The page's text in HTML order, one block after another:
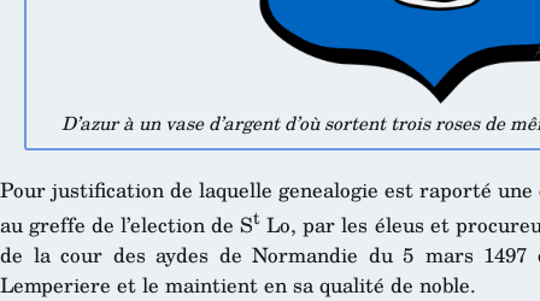
D’azur à un vase d’argent d’où sortent trois roses de
Pour justification de laquelle genealogie est raporté
au greffe de l’election de StLo, par les éleus et
de la cour des aydes de Normandie du 5 mars
Lemperiere et le maintient en sa qualité de noble.